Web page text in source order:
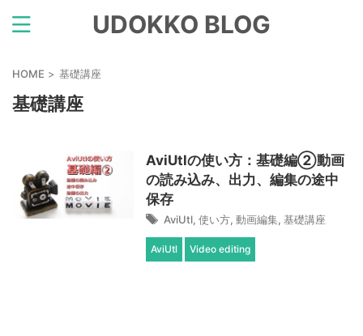
UDOKKO BLOG
HOME > 基礎講座
基礎講座
AviUtlの使い方：基礎編②動画
の読み込み、出力、編集の途中
保存
AviUtl, 使い方, 動画編集, 基礎講座
AviUtl Video editing